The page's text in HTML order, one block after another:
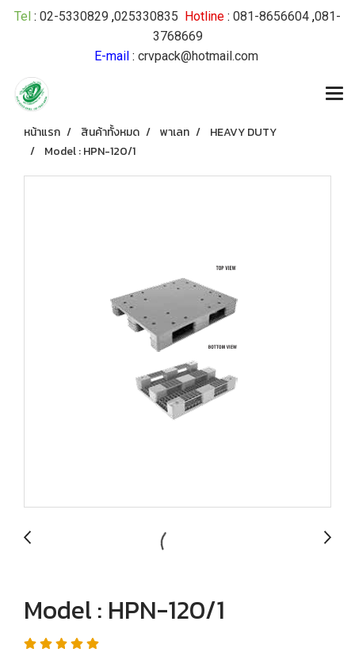
Tel : 02-5330829 ,025330835 Hotline : 081-8656604 ,081-
3768669
E-mail: crvpack@hotmail.com
หน้าแรก สินค้าทั้งหมด พาเลท
HEAVY DUTY
Model : HPN-120/1
Model : HPN-120/1